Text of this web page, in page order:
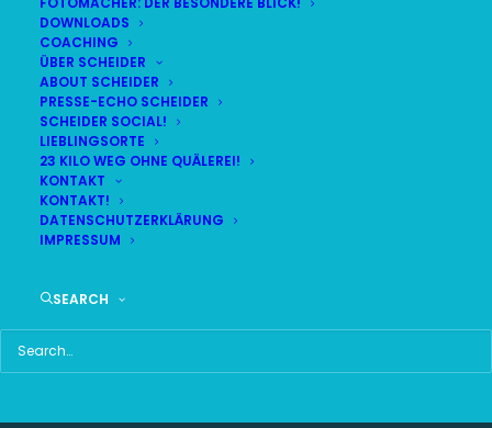
DOWNLOADS
COACHING
ÜBER SCHEIDER
ABOUT SCHEIDER
PRESSE-ECHO SCHEIDER
SCHEIDER SOCIAL!
LIEBLINGSORTE
23 KILO WEG OHNE QUÄLEREI!
KONTAKT
KONTAKT!
DATENSCHUTZERKLÄRUNG
IMPRESSUM
SEARCH
FR
07
AUG
BR24 | 18.30 UHR
BR MÜNCHEN FREIMANN
HAUPTMENÜ
SCHEIDER STARTSEITE
UKRAINE WAR DAY-COUNTER
TERMINE